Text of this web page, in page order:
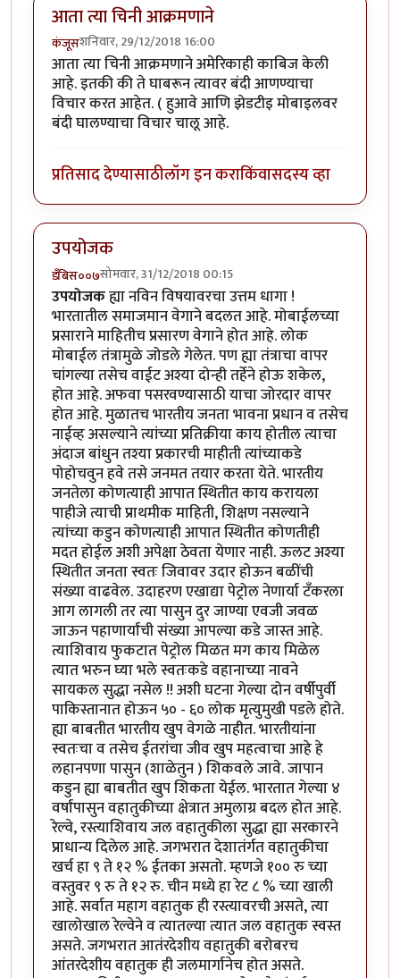
आता त्या चिनी आक्रमणाने
कंजूसशनिवार, 29/12/2018 16:00
आता त्या चिनी आक्रमणाने अमेरिकाही काबिज केली
आहे. इतकी की ते घाबरून त्यावर बंदी आणण्याचा
विचार करत आहेत. ( हुआवे आणि झेडटीइ मोबाइलवर
बंदी घालण्याचा विचार चालू आहे.
प्रतिसाद देण्यासाठीलॉग इन कराकिंवासदस्य व्हा
उपयोजक
डँबिस००७सोमवार, 31/12/2018 00:15
उपयोजकह्या नविन विषयावरचा उत्तम धागा !
भारतातील समाजमान वेगाने बदलत आहे. मोबाईलच्या
प्रसाराने माहितीच प्रसारण वेगाने होत आहे. लोक
मोबाईल तंत्रामुळे जोडले गेलेत. पण ह्या तंत्राचा वापर
चांगल्या तसेच वाईट अश्या दोन्ही तर्हेने होऊ शकेल,
होत आहे. अफवा पसरवण्यासाठी याचा जोरदार वापर
होत आहे. मुळातच भारतीय जनता भावना प्रधान व तसेच
नाईव्ह असल्याने त्यांच्या प्रतिक्रीया काय होतील त्याचा
अंदाज बांधुन तश्या प्रकारची माहीती त्यांच्याकडे
पोहोचवुन हवे तसे जनमत तयार करता येते. भारतीय
जनतेला कोणत्याही आपात स्थितीत काय करायला
पाहीजे त्याची प्राथमीक माहिती, शिक्षण नसल्याने
त्यांच्या कडुन कोणत्याही आपात स्थितीत कोणतीही
मदत होईल अशी अपेक्षा ठेवता येणार नाही. ऊलट अश्या
स्थितीत जनता स्वतः जिवावर उदार होऊन बळींची
संख्या वाढवेल. उदाहरण एखाद्या पेट्रोल नेणार्या टँकरला
आग लागली तर त्या पासुन दुर जाण्या एवजी जवळ
जाऊन पहाणार्यांची संख्या आपल्या कडे जास्त आहे.
त्याशिवाय फुकटात पेट्रोल मिळत मग काय मिळेल
त्यात भरुन घ्या भले स्वतःकडे वहानाच्या नावने
सायकल सुद्धा नसेल !! अशी घटना गेल्या दोन वर्षीपुर्वी
पाकिस्तानात होऊन ५० - ६० लोक मृत्युमुखी पडले होते.
ह्या बाबतीत भारतीय खुप वेगळे नाहीत. भारतीयांना
स्वतःचा व तसेच ईतरांचा जीव खुप महत्वाचा आहे हे
लहानपणा पासुन (शाळेतुन ) शिकवले जावे. जापान
कडुन ह्या बाबतीत खुप शिकता येईल. भारतात गेल्या ४
वर्षांपासुन वहातुकीच्या क्षेत्रात अमुलाग्र बदल होत आहे.
रेल्वे, रस्त्याशिवाय जल वहातुकीला सुद्धा ह्या सरकारने
प्राधान्य दिलेल आहे. जगभरात देशातंर्गत वहातुकीचा
खर्च हा ९ ते १२ % ईतका असतो. म्हणजे १०० रु च्या
वस्तुवर ९ रु ते १२ रु. चीन मध्ये हा रेट ८ % च्या खाली
आहे. सर्वात महाग वहातुक ही रस्त्यावरची असते, त्या
खालोखाल रेल्वेने व त्यातल्या त्यात जल वहातुक स्वस्त
असते. जगभरात आतंरदेशीय वहातुकी बरोबरच
आंतरदेशीय वहातुक ही जलमार्गानेच होत असते.